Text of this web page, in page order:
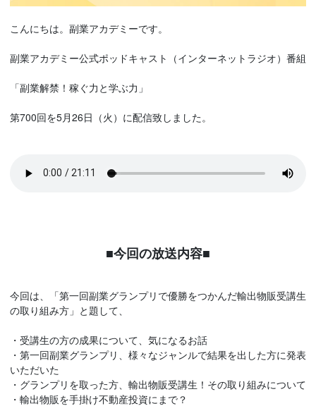
こんにちは。副業アカデミーです。
副業アカデミー公式ポッドキャスト（インターネットラジオ）番組
「副業解禁！稼ぐ力と学ぶ力」
第700回を5月26日（火）に配信致しました。
■今回の放送内容■
今回は、「第一回副業グランプリで優勝をつかんだ輸出物販受講生
の取り組み方」と題して、
・受講生の方の成果について、気になるお話
・第一回副業グランプリ、様々なジャンルで結果を出した方に発表
いただいた
・グランプリを取った方、輸出物販受講生！その取り組みについて
・輸出物販を手掛け不動産投資にまで？